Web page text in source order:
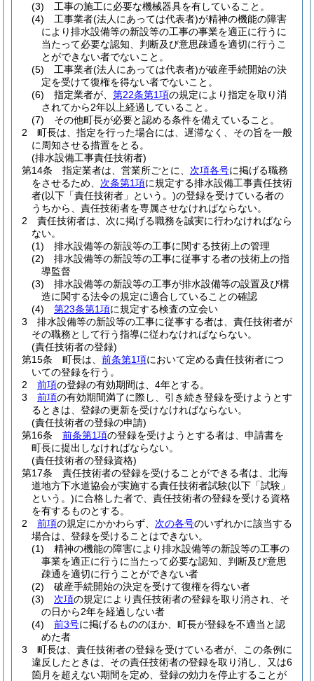
(3)
工事の施工に必要な機械器具を有していること。
(4)
工事業者(法人にあっては代表者)が精神の機能の障害
により排水設備等の新設等の工事の事業を適正に行うに
当たって必要な認知、判断及び意思疎通を適切に行うこ
とができない者でないこと。
(5)
工事業者(法人にあっては代表者)が破産手続開始の決
定を受けて復権を得ない者でないこと。
(6)
指定業者が、 第22条第1項の規定により指定を取り消
されてから2年以上経過していること。
(7)
その他町長が必要と認める条件を備えていること。
2
町長は、指定を行った場合には、遅滞なく、その旨を一般
に周知させる措置をとる。
(排水設備工事責任技術者)
第14条
指定業者は、営業所ごとに、 次項各号に掲げる職務
をさせるため、 次条第1項に規定する排水設備工事責任技術
者(以下「責任技術者」という。)の登録を受けている者の
うちから、責任技術者を専属させなければならない。
2
責任技術者は、次に掲げる職務を誠実に行わなければなら
ない。
(1)
排水設備等の新設等の工事に関する技術上の管理
(2)
排水設備等の新設等の工事に従事する者の技術上の指
導監督
(3)
排水設備等の新設等の工事が排水設備等の設置及び構
造に関する法令の規定に適合していることの確認
(4)
第23条第1項に規定する検査の立会い
3
排水設備等の新設等の工事に従事する者は、責任技術者が
その職務として行う指導に従わなければならない。
(責任技術者の登録)
第15条
町長は、 前条第1項において定める責任技術者につ
いての登録を行う。
2
前項の登録の有効期間は、4年とする。
3
前項の有効期間満了に際し、引き続き登録を受けようとす
るときは、登録の更新を受けなければならない。
(責任技術者の登録の申請)
第16条
前条第1項の登録を受けようとする者は、申請書を
町長に提出しなければならない。
(責任技術者の登録資格)
第17条
責任技術者の登録を受けることができる者は、北海
道地方下水道協会が実施する責任技術者試験(以下「試験」
という。)に合格した者で、責任技術者の登録を受ける資格
を有するものとする。
2
前項の規定にかかわらず、 次の各号のいずれかに該当する
場合は、登録を受けることはできない。
(1)
精神の機能の障害により排水設備等の新設等の工事の
事業を適正に行うに当たって必要な認知、判断及び意思
疎通を適切に行うことができない者
(2)
破産手続開始の決定を受けて復権を得ない者
(3)
次項の規定により責任技術者の登録を取り消され、そ
の日から2年を経過しない者
(4)
前3号に掲げるもののほか、町長が登録を不適当と認
めた者
3
町長は、責任技術者の登録を受けている者が、この条例に
違反したときは、その責任技術者の登録を取り消し、又は6
箇月を超えない期間を定め、登録の効力を停止することが